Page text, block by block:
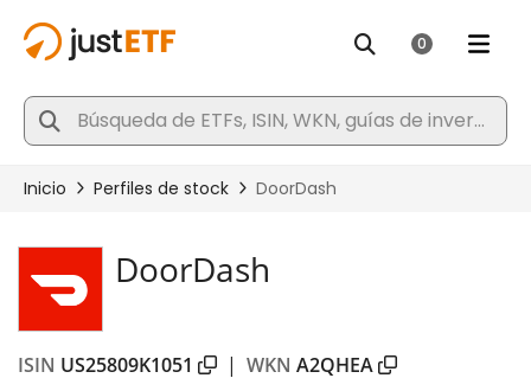
DoorDash
ISIN US25809K1051 | WKN A2QHEA